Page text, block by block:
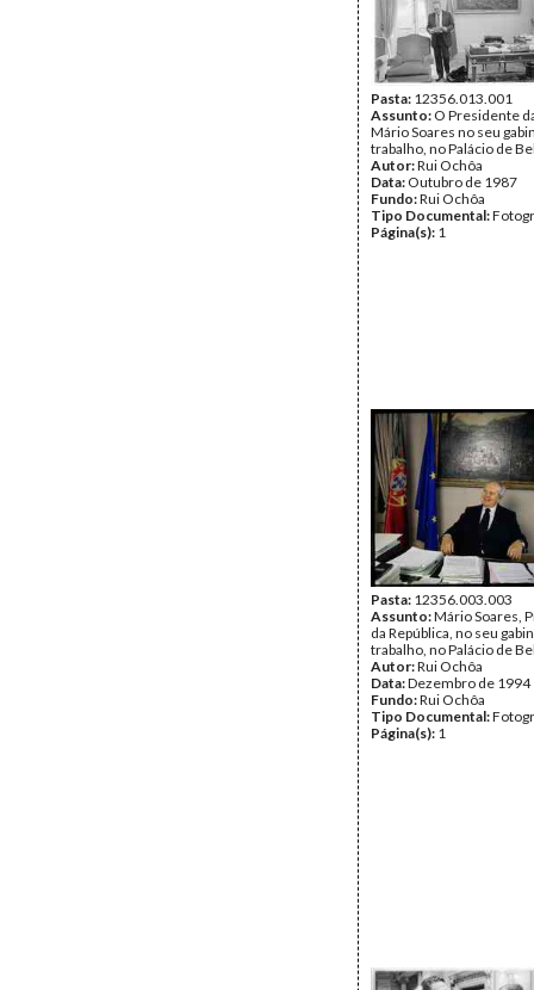
Pasta: 12356.013.001
Assunto: O Presidente
Mário Soares no seu
trabalho, no Palácio de
Autor:Rui Ochôa
Data: Outubro de 1987
Fundo:Rui Ochôa
Tipo Documental:
Página(s): 1
Pasta: 12356.003.003
Assunto:Mário Soares,
da República, no seu
trabalho, no Palácio de
Autor:Rui Ochôa
Data:Dezembro de 1994
Fundo:Rui Ochôa
Tipo Documental:
Página(s): 1